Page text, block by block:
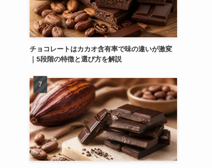
チョコレートはカカオ含有率で味の違いが激変
｜5段階の特徴と選び方を解説